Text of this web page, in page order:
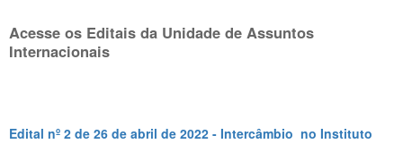
Acesse os Editais da Unidade de Assuntos
Internacionais
Edital nº 2 de 26 de abril de 2022 - Intercâmbio no Instituto